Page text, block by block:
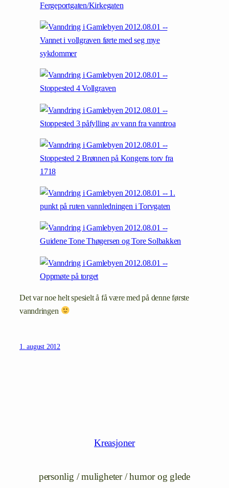
Det var noe helt spesielt å få være med på denne første
vanndringen
1. august 2012
Kreasjoner
personlig / muligheter / humor og glede